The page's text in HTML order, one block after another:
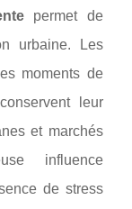
permet de
urbaine. Les
moments de
leur
et marchés
influence
de stress